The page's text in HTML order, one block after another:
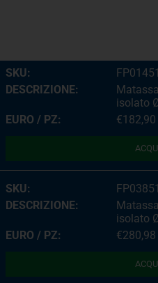
isolato
€182,90
isolato
€280,98